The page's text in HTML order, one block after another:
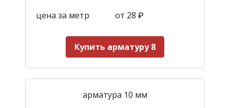
цена за метр
от 28 ₽
Купить арматуру 8
арматура 10 мм